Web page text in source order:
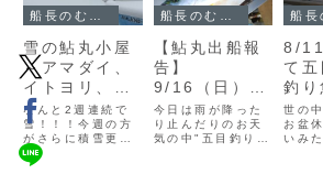
雪の鮎丸小屋
～アマダイ、
イトヨリ、メ
バル～
なんと2週連続で
雪！！！今週の方
がさらに積雪更新
ですねーーびっく
りです。きのうの
【鮎丸出船報
告】
9/16（日）五
目釣り～ア
ジ・サバ・ソ
ウダガツオ・
今日は雨が降った
り止んだりのお天
気の中"五目釣りで
8/
て五
釣
～
バ・
ソウ
世の
お盆
いみ
わた